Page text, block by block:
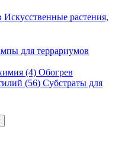
Искусственные растения,
для террариумов
(4) Обогрев
(56) Субстраты для